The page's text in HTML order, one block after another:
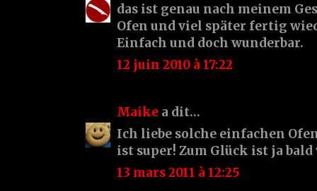
das ist genau nach meinem
Ofen und viel später fertig
Einfach und doch wunderbar.
12 juin 2010 à 17:22
Maike a dit…
Ich liebe solche einfachen
ist super! Zum Glück ist ja
13 mars 2011 à 12:25